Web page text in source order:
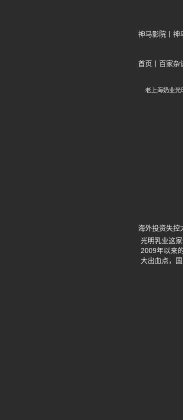
神马影院 神
首页 百家杂
老上海奶业光
海外投资失控
光明乳业这
2009年以来
大出血点，